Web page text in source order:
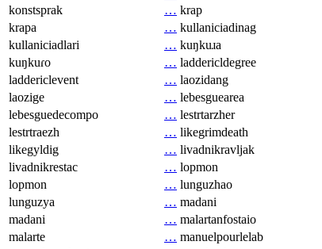
konstsprak
… krap
krapa
… kullaniciadinag
kullaniciadlari
… kuŋkuɹa
kuŋkuɾo
… laddericldegree
laddericlevent
… laozidang
laozige
… lebesguearea
lebesguedecompo
… lestrtarzher
lestrtraezh
… likegrimdeath
likegyldig
… livadnikravljak
livadnikrestac
… lopmon
lopmon
… lunguzhao
lunguzya
… madani
madani
… malartanfostaio
malarte
… manuelpourlelab